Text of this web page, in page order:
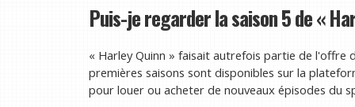
Puis-je regarder la saison 5 de «
« Harley Quinn » faisait autrefois partie de l'offre
premières saisons sont disponibles sur la
pour louer ou acheter de nouveaux épisodes du